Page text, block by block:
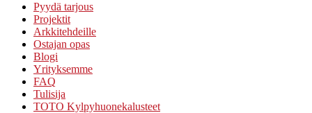
Pyydä tarjous
Projektit
Arkkitehdeille
Ostajan opas
Blogi
Yrityksemme
FAQ
Tulisija
TOTO Kylpyhuonekalusteet